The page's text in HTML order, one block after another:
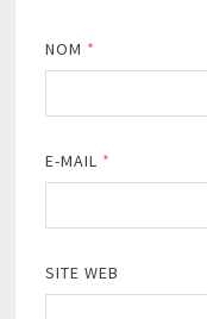
NOM *
E-MAIL *
SITE WEB